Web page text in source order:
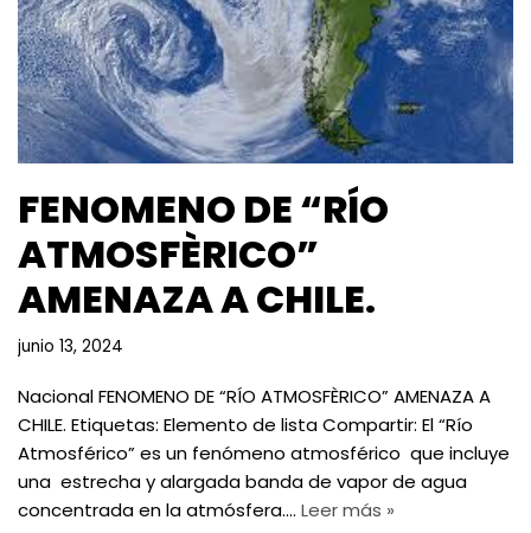
FENOMENO DE “RÍO
ATMOSFÈRICO”
AMENAZA A CHILE.
junio 13, 2024
Nacional FENOMENO DE “RÍO ATMOSFÈRICO” AMENAZA A
CHILE. Etiquetas: Elemento de lista Compartir: El “Río
Atmosférico” es un fenómeno atmosférico que incluye
una estrecha y alargada banda de vapor de agua
concentrada en la atmósfera.… Leer más »